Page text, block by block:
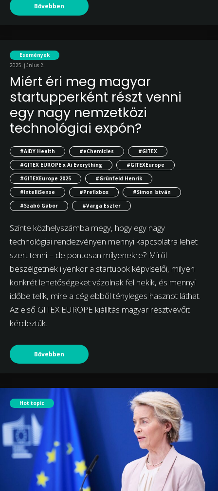
Bővebben
Események
2025. június 2.
Miért éri meg magyar
startupperként részt venni
egy nagy nemzetközi
technológiai expón?
#AIDY Health #eChemicles
#GITEX
#GITEX EUROPE x Ai Everything
#GITEXEurope
#GITEXEurope 2025
#Grünfeld Henrik
#IntelliSense
#Prefixbox
#Simon István
#Szabó Gábor
#Varga Eszter
Szinte közhelyszámba megy, hogy egy nagy
technológiai rendezvényen mennyi kapcsolatra lehet
szert tenni – de pontosan milyenekre? Miről
beszélgetnek ilyenkor a startupok képviselői, milyen
konkrét lehetőségeket vázolnak fel nekik, és mennyi
időbe telik, mire a cég ebből tényleges hasznot láthat.
Az első GITEX EUROPE kiállítás magyar résztvevőit
kérdeztük.
Bővebben
Hot topic